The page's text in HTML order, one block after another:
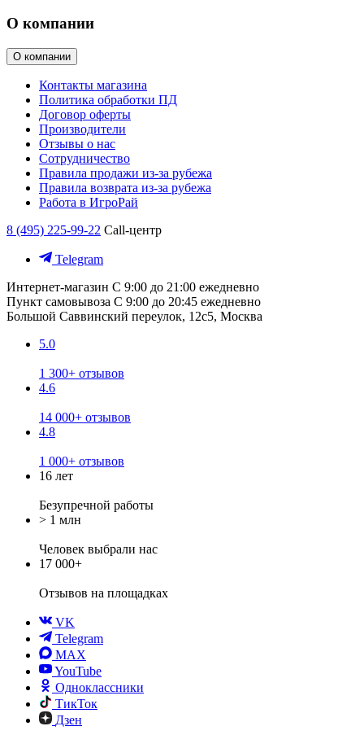
О компании
О компании
Контакты магазина
Политика обработки ПД
Договор оферты
Производители
Отзывы о нас
Сотрудничество
Правила продажи из-за рубежа
Правила возврата из-за рубежа
Работа в ИгроРай
8 (495) 225-99-22 Call-центр
Telegram
Интернет-магазин С 9:00 до 21:00 ежедневно
Пункт самовывоза С 9:00 до 20:45 ежедневно
Большой Саввинский переулок, 12с5, Москва
5.0
1 300+ отзывов
4.6
14 000+ отзывов
4.8
1 000+ отзывов
16 лет
Безупречной работы
> 1 млн
Человек выбрали нас
17 000+
Отзывов на площадках
VK
Telegram
MAX
YouTube
Одноклассники
ТикТок
Дзен